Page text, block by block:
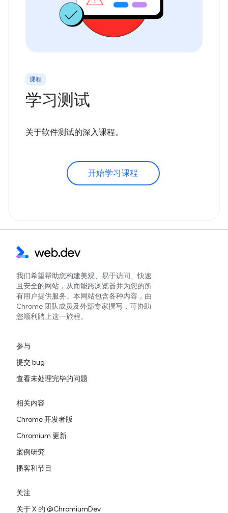
课程
学习测试
关于软件测试的深入课程。
开始学习课程
我们希望帮助您构建美观、易于访问、快速
且安全的网站，从而能跨浏览器并为您的所
有用户提供服务。本网站包含各种内容，由
Chrome 团队成员及外部专家撰写，可协助
您顺利踏上这一旅程。
参与
提交 bug
查看未处理完毕的问题
相关内容
Chrome 开发者版
Chromium 更新
案例研究
播客和节目
关注
关于 X 的 @ChromiumDev